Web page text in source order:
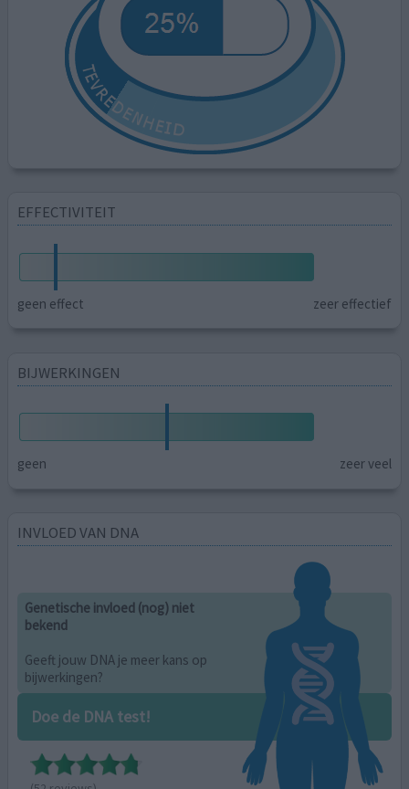
EFFECTIVITEIT
geen effect zeer effectief
BIJWERKINGEN
geen zeer veel
INVLOED VAN DNA
Genetische invloed (nog) niet
bekend
Geeft jouw DNA je meer kans op
bijwerkingen?
Doe de DNA test!